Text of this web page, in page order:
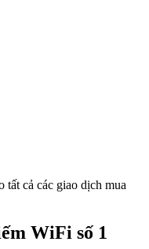
cả các giao dịch mua
WiFi số 1